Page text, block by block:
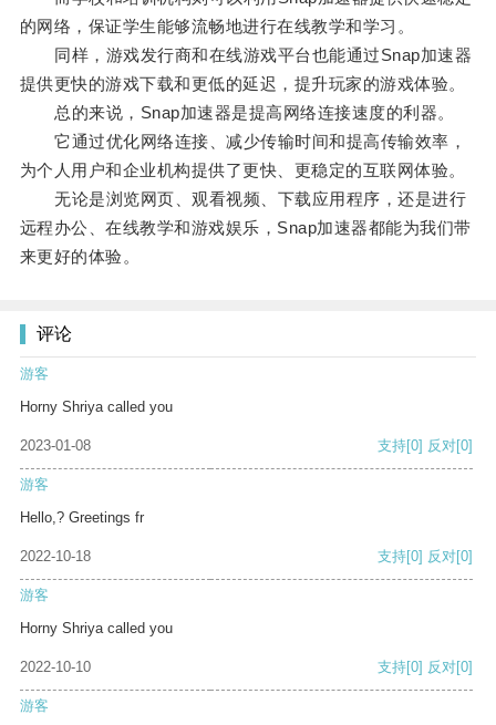
的网络，保证学生能够流畅地进行在线教学和学习。
同样，游戏发行商和在线游戏平台也能通过Snap加速器
提供更快的游戏下载和更低的延迟，提升玩家的游戏体验。
总的来说，Snap加速器是提高网络连接速度的利器。
它通过优化网络连接、减少传输时间和提高传输效率，
为个人用户和企业机构提供了更快、更稳定的互联网体验。
无论是浏览网页、观看视频、下载应用程序，还是进行
远程办公、在线教学和游戏娱乐，Snap加速器都能为我们带
来更好的体验。
评论
游客
Horny Shriya called you
2023-01-08 支持[0] 反对[0]
游客
Hello,? Greetings fr
2022-10-18 支持[0] 反对[0]
游客
Horny Shriya called you
2022-10-10 支持[0] 反对[0]
游客